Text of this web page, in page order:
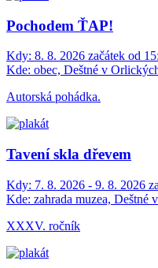
Pochodem ŤAP!
Kdy: 8. 8. 2026 začátek od
Kde: obec, Deštné v
Autorská pohádka.
Tavení skla dřevem
Kdy: 7. 8. 2026 - 9. 8. 2026
Kde: zahrada muzea, Deštné
XXXV. ročník